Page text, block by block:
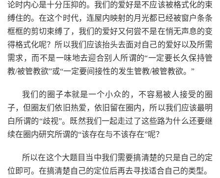
论时内心是十分压抑的。我们的爱好是不应该被格式化的束
缚住的。在这个时代，连屋内映射的月光都已经被窗户条条
框框的剪切束缚了，我们的爱好又何尝不是在悄无声息的变
得格式化呢？所以我们应该抬头去面对自己的爱好以及所需
需求，而不是一味地去迎合别人所谓的“一定要长久保持管
教/被管教欲”或“一定要间接性的发生管教/被管教欲。”
我们的圈子本就是一个小众的，不容易被人接受的圈
子，但圈友们依旧热爱，依旧留在圈内，所以我们应该最明
白所谓的“歧视”。既然我们一起走过了这些路为什么还要继
续在圈内研究所谓的“该存在与不该存在”呢？
所以在这个大题目当中我们需要搞清楚的只是自己的定
位即可。在搞清楚自己的定位后再去寻找适合自己的类型。